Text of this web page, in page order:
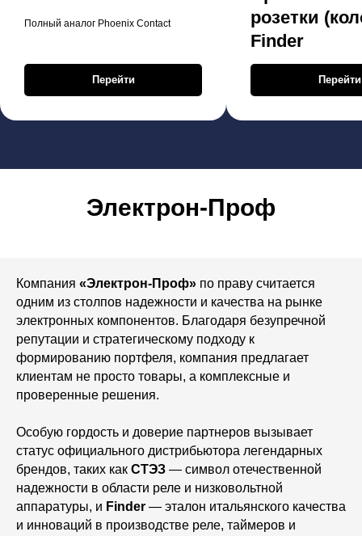
Полный аналог Phoenix Contact
Перейти
розетки
Finder
Перейти
Электрон-Проф
Компания «Электрон-Проф» по праву считается
одним из столпов надежности и качества на рынке
электронных компонентов. Благодаря безупречной
репутации и стратегическому подходу к
формированию портфеля, компания предлагает
клиентам не просто товары, а комплексные и
проверенные решения.
Особую гордость и доверие партнеров вызывает
статус официального дистрибьютора легендарных
брендов, таких как СТЭЗ — символ отечественной
надежности в области реле и низковольтной
аппаратуры, и Finder — эталон итальянского качества
и инноваций в производстве реле, таймеров и